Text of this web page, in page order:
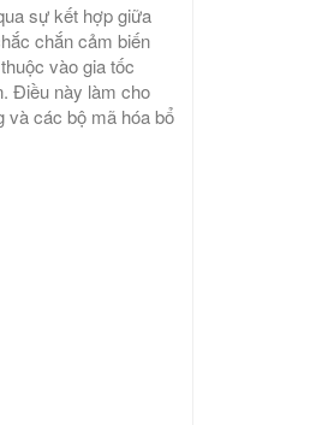
sự kết hợp giữa
chắn cảm biến
vào gia tốc
Điều này làm cho
và các bộ mã hóa bổ